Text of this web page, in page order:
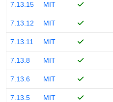
7.13.15 MIT
7.13.12 MIT
7.13.11 MIT
7.13.8 MIT
7.13.6 MIT
7.13.5 MIT